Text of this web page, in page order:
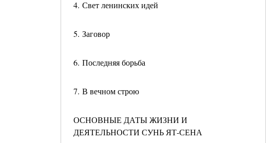
4. Свет ленинских идей
5. Заговор
6. Последняя борьба
7. В вечном строю
ОСНОВНЫЕ ДАТЫ ЖИЗНИ И
ДЕЯТЕЛЬНОСТИ СУНЬ ЯТ-СЕНА